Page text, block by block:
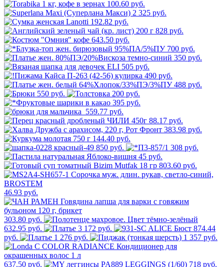
100.60 руб.
2 325 руб.
192.82 руб.
828 руб.
643.50 руб.
700 руб.
350 руб.
505 руб.
490 руб.
488 руб.
550 руб.
200 руб.
395 руб.
559.77 руб.
88.17 руб.
383.98 руб.
144.40 руб.
850 руб.
308 руб.
45 руб.
803.60 руб.
46.93 руб.
303.80 руб.
632.95 руб.
3 172 руб.
874.44
руб.
1 276 руб. 1 357 руб.
637.50 руб. 718 руб.